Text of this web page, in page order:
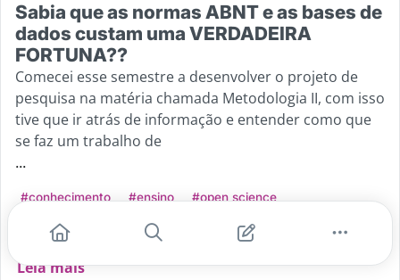
Sabia que as normas ABNT e as bases de
dados custam uma VERDADEIRA
FORTUNA??
Comecei esse semestre a desenvolver o projeto de
pesquisa na matéria chamada Metodologia II, com isso
tive que ir atrás de informação e entender como que
se faz um trabalho de
...
#conhecimento #ensino
#open science
#ciencia aberta
#cost of knowledge
Leia mais